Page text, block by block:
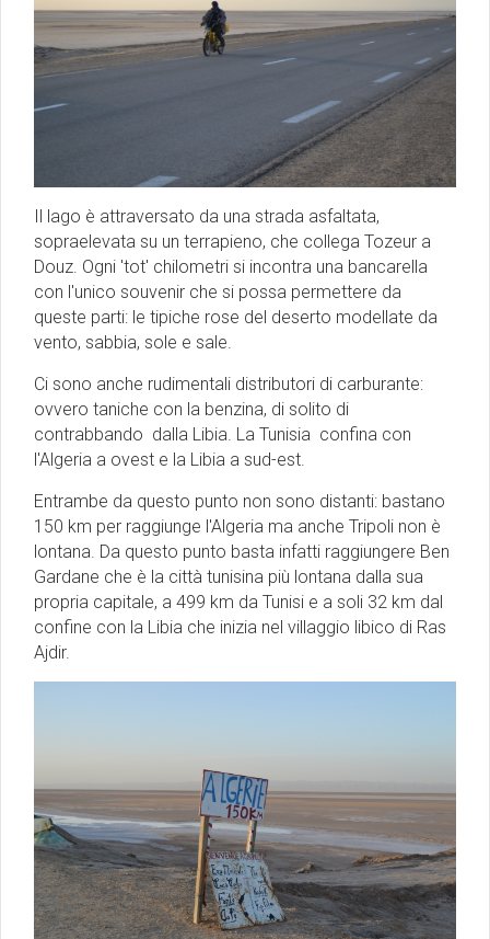
Il lago è attraversato da una strada asfaltata,
sopraelevata su un terrapieno, che collega Tozeur a
Douz. Ogni 'tot' chilometri si incontra una bancarella
con l'unico souvenir che si possa permettere da
queste parti: le tipiche rose del deserto modellate da
vento, sabbia, sole e sale.
Ci sono anche rudimentali distributori di carburante:
ovvero taniche con la benzina, di solito di
contrabbando dalla Libia. La Tunisia confina con
l'Algeria a ovest e la Libia a sud-est.
Entrambe da questo punto non sono distanti: bastano
150 km per raggiunge l'Algeria ma anche Tripoli non è
lontana. Da questo punto basta infatti raggiungere Ben
Gardane che è la città tunisina più lontana dalla sua
propria capitale, a 499 km da Tunisi e a soli 32 km dal
confine con la Libia che inizia nel villaggio libico di Ras
Ajdir.